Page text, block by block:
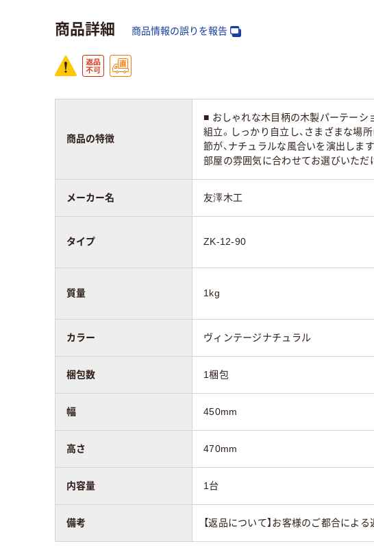
商品詳細 商品情報の誤りを報告
商品の特徴
■ おしゃれな木目柄の木製パーテーシ
組立。しっかり自立し、さまざまな場
節が、ナチュラルな風合いを演出しま
部屋の雰囲気に合わせてお選びいただ
メーカー名 友澤木工
タイプ ZK-12-90
質量 1kg
カラー ヴィンテージナチュラル
梱包数 1梱包
幅 450mm
高さ 470mm
内容量 1台
備考 【返品について】お客様のご都合によ